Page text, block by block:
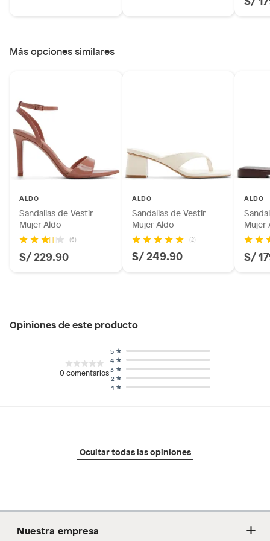
Más opciones similares
ALDO
Sandalias de Vestir
Mujer Aldo
(6)
S/ 229.90
ALDO
Sandalias de Vestir
Mujer Aldo
(2)
S/ 249.90
ALDO
Mujer
S/
Opiniones de este producto
0comentarios
1
2
3
4
5
Ocultar todas las opiniones
Nuestra empresa